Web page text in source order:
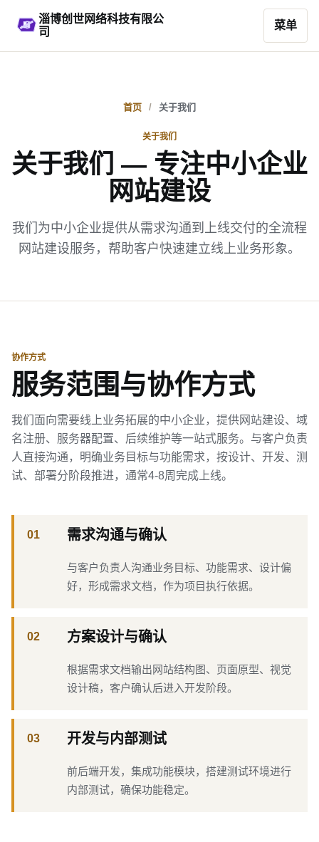
淄博创世网络科技有限公
司
菜单
首页 关于我们
关于我们
关于我们 — 专注中小企业
网站建设
我们为中小企业提供从需求沟通到上线交付的全流程
网站建设服务，帮助客户快速建立线上业务形象。
协作方式
服务范围与协作方式
我们面向需要线上业务拓展的中小企业，提供网站建设、域
名注册、服务器配置、后续维护等一站式服务。与客户负责
人直接沟通，明确业务目标与功能需求，按设计、开发、测
试、部署分阶段推进，通常4-8周完成上线。
01 需求沟通与确认
与客户负责人沟通业务目标、功能需求、设计偏
好，形成需求文档，作为项目执行依据。
02 方案设计与确认
根据需求文档输出网站结构图、页面原型、视觉
设计稿，客户确认后进入开发阶段。
03 开发与内部测试
前后端开发，集成功能模块，搭建测试环境进行
内部测试，确保功能稳定。